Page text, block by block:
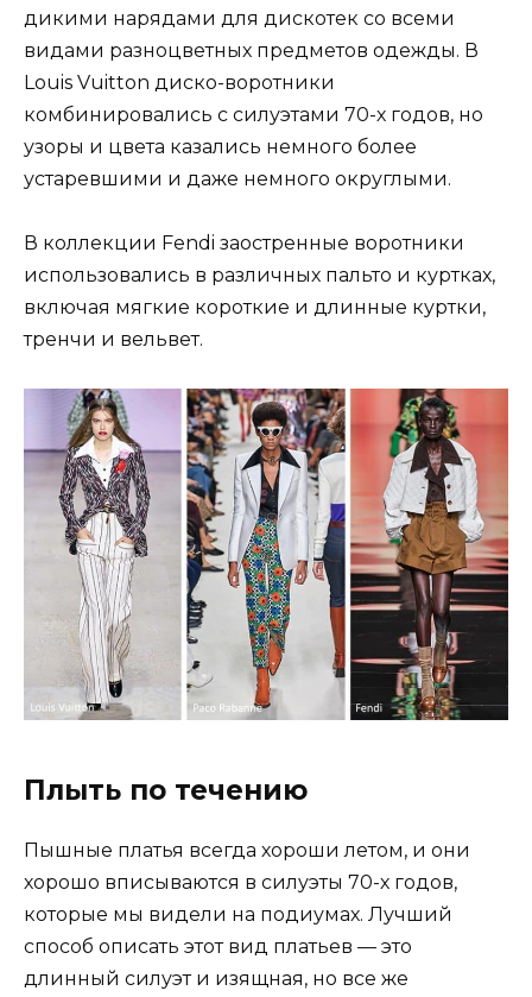
дикими нарядами для дискотек со всеми
видами разноцветных предметов одежды. В
Louis Vuitton диско-воротники
комбинировались с силуэтами 70-х годов, но
узоры и цвета казались немного более
устаревшими и даже немного округлыми.
В коллекции Fendi заостренные воротники
использовались в различных пальто и куртках,
включая мягкие короткие и длинные куртки,
тренчи и вельвет.
Плыть по течению
Пышные платья всегда хороши летом, и они
хорошо вписываются в силуэты 70-х годов,
которые мы видели на подиумах. Лучший
способ описать этот вид платьев — это
длинный силуэт и изящная, но все же